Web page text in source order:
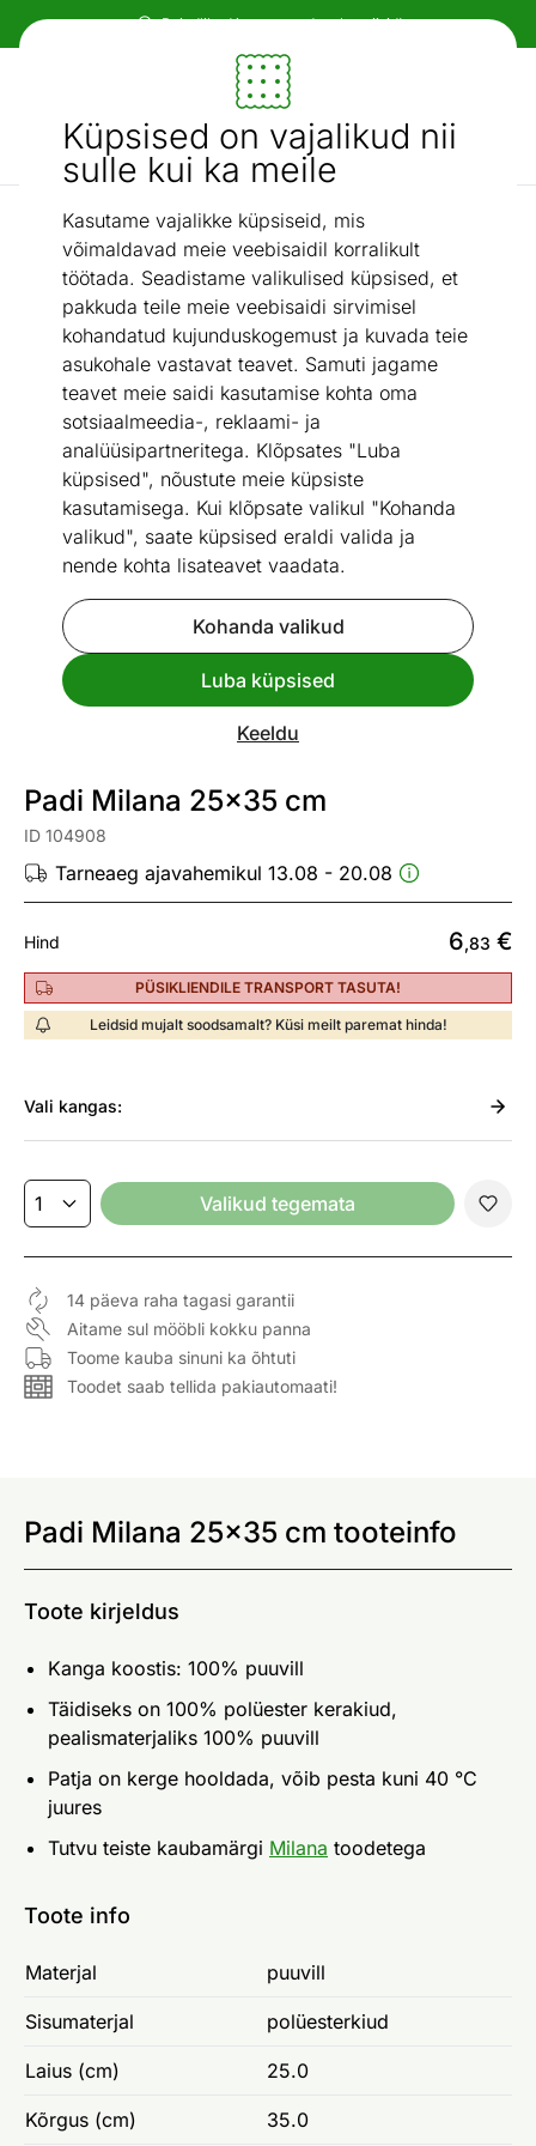
Küpsised on vajalikud nii
sulle kui ka meile
Kasutame vajalikke küpsiseid, mis
võimaldavad meie veebisaidil korralikult
töötada. Seadistame valikulised küpsised, et
pakkuda teile meie veebisaidi sirvimisel
kohandatud kujunduskogemust ja kuvada teie
asukohale vastavat teavet. Samuti jagame
teavet meie saidi kasutamise kohta oma
sotsiaalmeedia-, reklaami- ja
analüüsipartneritega. Klõpsates "Luba
küpsised", nõustute meie küpsiste
kasutamisega. Kui klõpsate valikul "Kohanda
valikud", saate küpsised eraldi valida ja
nende kohta lisateavet vaadata.
Kohanda valikud
Luba küpsised
Keeldu
Paindlikud ja mugavad makseviisid!
Mööbel ja sisustus - ON24
Otsi...
AI otsing
Padjad / Padi Milana 25x35 cm
Vaata sarnaseid
Padi Milana 25x35 cm
ID 104908
Tarneaeg ajavahemikul 13.08 - 20.08
Hind 6,83 €
PÜSIKLIENDILE TRANSPORT TASUTA!
Leidsid mujalt soodsamalt? Küsi meilt paremat hinda!
Vali kangas:
Valikud tegemata
14 päeva raha tagasi garantii
Aitame sul mööbli kokku panna
Toome kauba sinuni ka õhtuti
Toodet saab tellida pakiautomaati!
Padi Milana 25x35 cm tooteinfo
Toote kirjeldus
Kanga koostis: 100% puuvill
Täidiseks on 100% polüester kerakiud,
pealismaterjaliks 100% puuvill
Patja on kerge hooldada, võib pesta kuni 40 °C
juures
Tutvu teiste kaubamärgi Milana toodetega
Toote info
Materjal puuvill
Sisumaterjal polüesterkiud
Laius (cm) 25.0
Kõrgus (cm) 35.0